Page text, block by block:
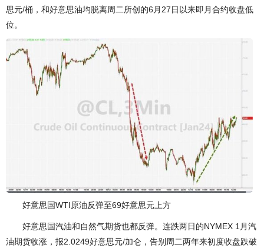
思元/桶，和好意思油均脱离周二所创的6月27日以来即月合约收盘低
位。
好意思国WTI原油反弹至69好意思元上方
好意思国汽油和自然气期货也都反弹。连跌两日的NYMEX 1月汽
油期货收涨，报2.0249好意思元/加仑，告别周二两年来初度收盘跌破